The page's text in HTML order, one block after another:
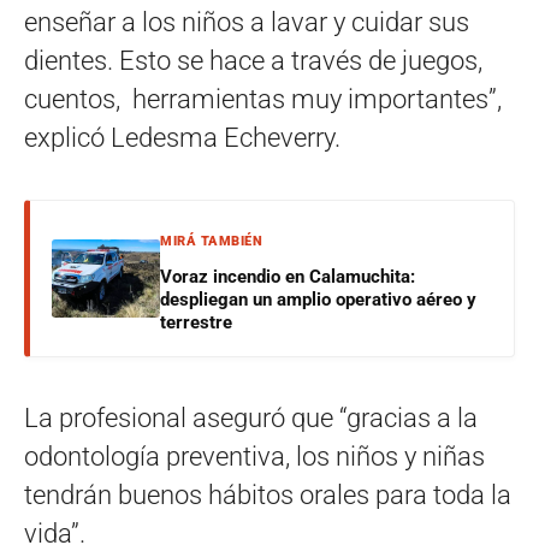
enseñar a los niños a lavar y cuidar sus
dientes. Esto se hace a través de juegos,
cuentos, herramientas muy importantes”,
explicó Ledesma Echeverry.
MIRÁ TAMBIÉN
Voraz incendio en Calamuchita:
despliegan un amplio operativo aéreo y
terrestre
La profesional aseguró que “gracias a la
odontología preventiva, los niños y niñas
tendrán buenos hábitos orales para toda la
vida”.